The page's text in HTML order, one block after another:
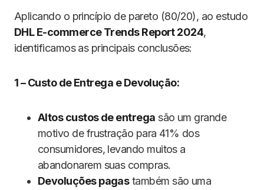
Aplicando o princípio de pareto (80/20), ao estudo
DHL E-commerce Trends Report 2024,
identificamos as principais conclusões:
1 – Custo de Entrega e Devolução:
Altos custos de entrega são um grande
motivo de frustração para 41% dos
consumidores, levando muitos a
abandonarem suas compras.
Devoluções pagastambém são uma